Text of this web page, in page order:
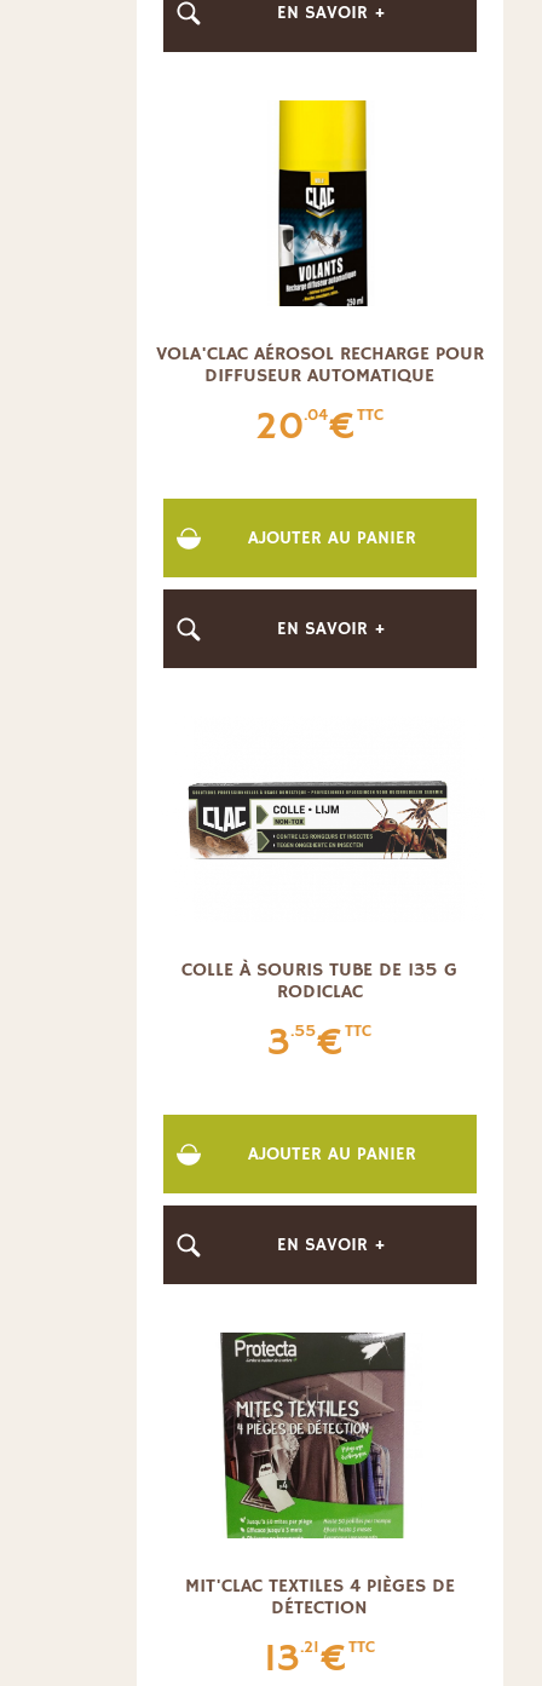
EN SAVOIR +
VOLA'CLAC AÉROSOL RECHARGE POUR
DIFFUSEUR AUTOMATIQUE
20.04€TTC
AJOUTER AU PANIER
EN SAVOIR +
COLLE À SOURIS TUBE DE 135 G
RODICLAC
3.55€TTC
AJOUTER AU PANIER
EN SAVOIR +
MIT'CLAC TEXTILES 4 PIÈGES DE
DÉTECTION
13.21€TTC